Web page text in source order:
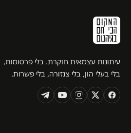
עיתונות עצמאית חוקרת. בלי פרסומות,
בלי בעלי הון, בלי צנזורה, בלי פשרות.